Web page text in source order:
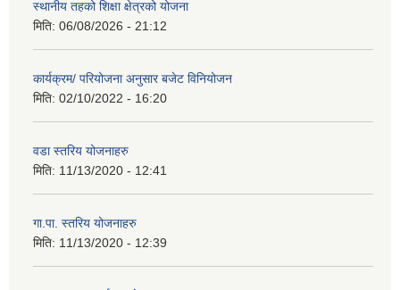
स्थानीय तहको शिक्षा क्षेत्रको योजना
मिति: 06/08/2026 - 21:12
कार्यक्रम/ परियोजना अनुसार बजेट विनियोजन
मिति: 02/10/2022 - 16:20
वडा स्तरिय योजनाहरु
मिति: 11/13/2020 - 12:41
गा.पा. स्तरिय योजनाहरु
मिति: 11/13/2020 - 12:39